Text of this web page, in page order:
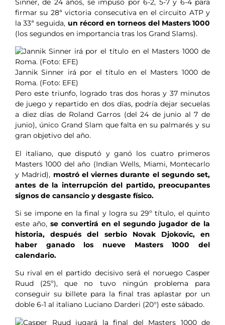
Sinner, de 24 años, se impuso por 6-2, 5-7 y 6-4 para
firmar su 28ª victoria consecutiva en el circuito ATP y
la 33ª seguida, un récord en torneos del Masters 1000
(los segundos en importancia tras los Grand Slams).
Jannik Sinner irá por el título en el Masters 1000 de
Roma. (Foto: EFE)
Pero este triunfo, logrado tras dos horas y 37 minutos
de juego y repartido en dos días, podría dejar secuelas
a diez días de Roland Garros (del 24 de junio al 7 de
junio), único Grand Slam que falta en su palmarés y su
gran objetivo del año.
El italiano, que disputó y ganó los cuatro primeros
Masters 1000 del año (Indian Wells, Miami, Montecarlo
y Madrid), mostró el viernes durante el segundo set,
antes de la interrupción del partido, preocupantes
signos de cansancio y desgaste físico.
Si se impone en la final y logra su 29º título, el quinto
este año, se convertirá en el segundo jugador de la
historia, después del serbio Novak Djokovic, en
haber ganado los nueve Masters 1000 del
calendario.
Su rival en el partido decisivo será el noruego Casper
Ruud (25º), que no tuvo ningún problema para
conseguir su billete para la final tras aplastar por un
doble 6-1 al italiano Luciano Darderi (20°) este sábado.